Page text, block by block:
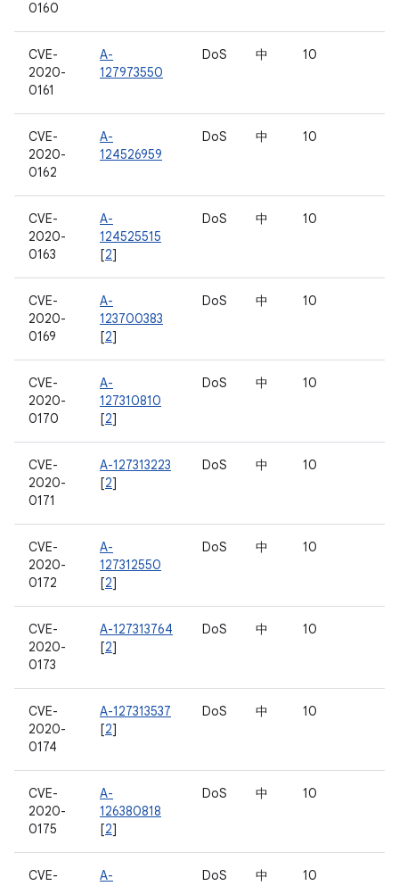
0160
CVE-
2020-
0161
A-
127973550
DoS 中 10
CVE-
2020-
0162
A-
124526959
DoS 中 10
CVE-
2020-
0163
A-
124525515
[2]
DoS 中 10
CVE-
2020-
0169
A-
123700383
[2]
DoS 中 10
CVE-
2020-
0170
A-
127310810
[2]
DoS 中 10
CVE-
2020-
0171
A-127313223
[2]
DoS 中 10
CVE-
2020-
0172
A-
127312550
[2]
DoS 中 10
CVE-
2020-
0173
A-127313764
[2]
DoS 中 10
CVE-
2020-
0174
A-127313537
[2]
DoS 中 10
CVE-
2020-
0175
A-
126380818
[2]
DoS 中 10
CVE-
A-
DoS 中 10